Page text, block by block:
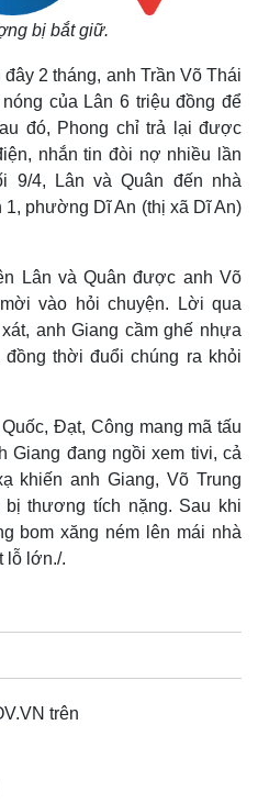
Infographic
bị bắt giữ.
2 tháng, anh Trần Võ Thái
của Lân 6 triệu đồng để
đó, Phong chỉ trả lại được
nhắn tin đòi nợ nhiều lần
9/4, Lân và Quân đến nhà
phường Dĩ An (thị xã Dĩ An)
Lân và Quân được anh Võ
vào hỏi chuyện. Lời qua
anh Giang cầm ghế nhựa
thời đuổi chúng ra khỏi
Đạt, Công mang mã tấu
Giang đang ngồi xem tivi, cả
khiến anh Giang, Võ Trung
thương tích nặng. Sau khi
bom xăng ném lên mái nhà
lỗ lớn./.
trên